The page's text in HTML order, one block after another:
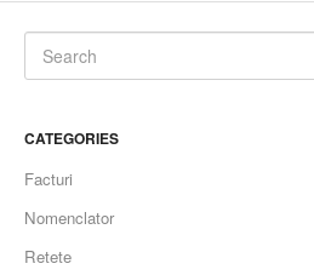
CATEGORIES
Facturi
Nomenclator
Retete